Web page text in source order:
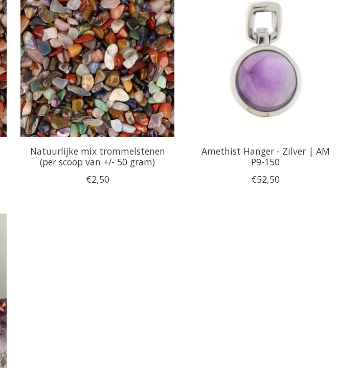
Natuurlijke mix trommelstenen
(per scoop van +/- 50 gram)
€2,50
Amethist Hanger - Zilver | AM
P9-150
€52,50